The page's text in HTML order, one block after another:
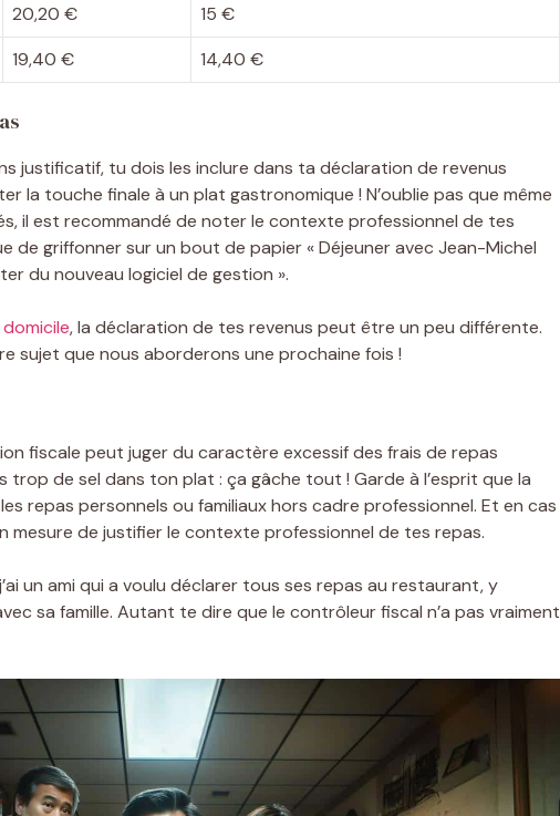
20,20 €
15 €
19,40 € 14,40 €
justificatif, tu dois les inclure dans ta déclaration de revenus
la touche finale à un plat gastronomique ! N’oublie pas que même
il est recommandé de noter le contexte professionnel de tes
de griffonner sur un bout de papier « Déjeuner avec Jean-Michel
du nouveau logiciel de gestion ».
, la déclaration de tes revenus peut être un peu différente.
sujet que nous aborderons une prochaine fois !
fiscale peut juger du caractère excessif des frais de repas
trop de sel dans ton plat : ça gâche tout ! Garde à l’esprit que la
repas personnels ou familiaux hors cadre professionnel. Et en cas
mesure de justifier le contexte professionnel de tes repas.
un ami qui a voulu déclarer tous ses repas au restaurant, y
sa famille. Autant te dire que le contrôleur fiscal n’a pas vraiment